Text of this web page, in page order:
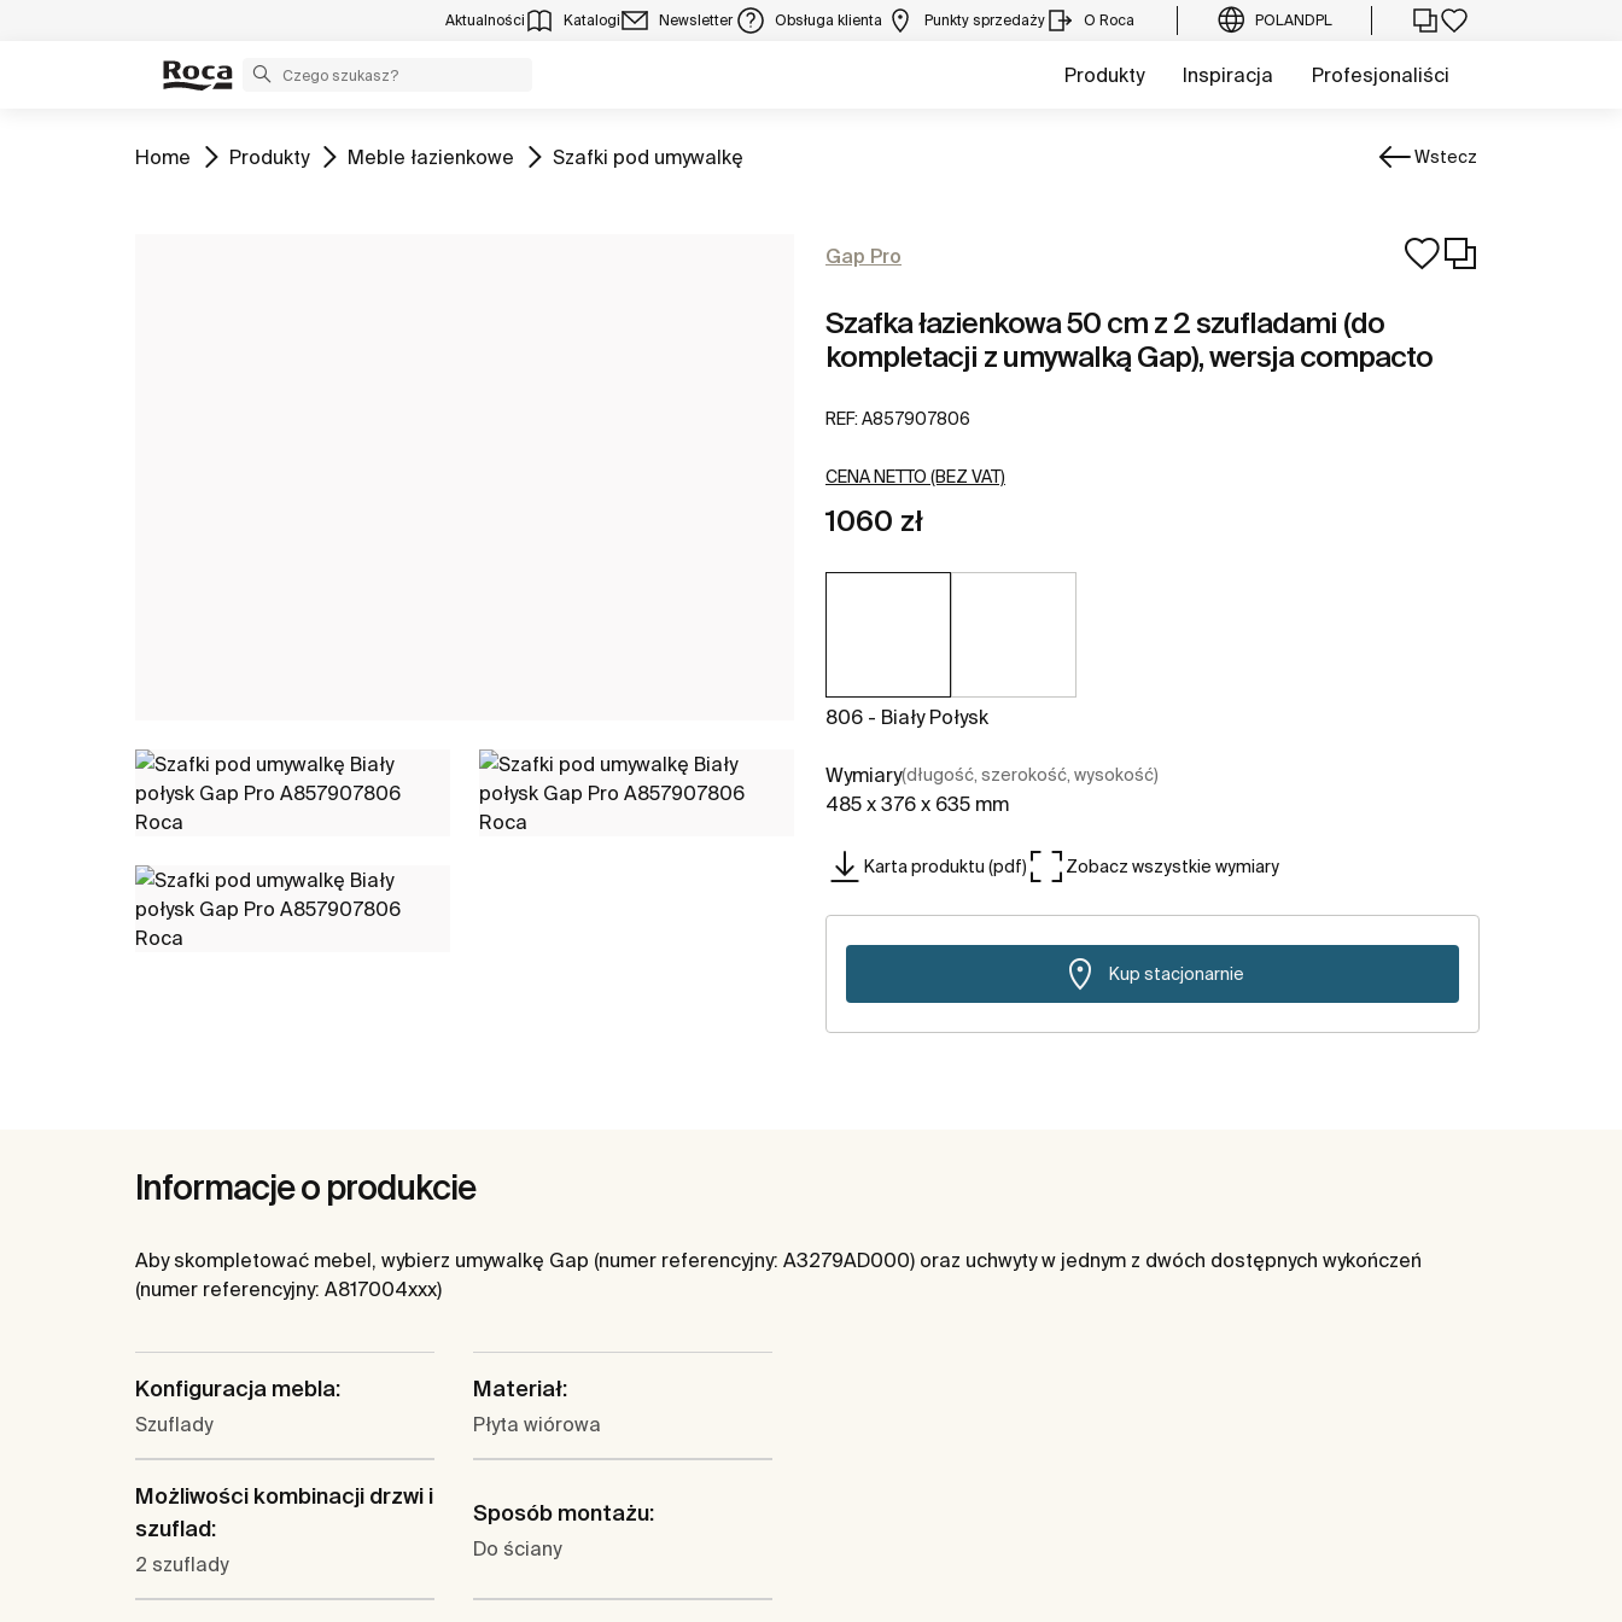
Aktualności Katalogi Newsletter Obsługa klienta Punkty sprzedaży O Roca POLANDPL
Produkty Inspiracja Profesjonaliści
Zobacz
Home Zobacz
Produkty Zobacz
Meble łazienkowe Zobacz
Szafki pod umywalkę Wstecz
Gap Pro
Szafka łazienkowa 50 cm z 2 szufladami (do
kompletacji z umywalką Gap), wersja compacto
REF: A857907806
CENA NETTO (BEZ VAT)
1060 zł
806 - Biały Połysk
Wymiary(długość, szerokość, wysokość)
485 x 376 x 635 mm
Karta produktu (pdf) Zobacz wszystkie wymiary
Kup stacjonarnie
Informacje o produkcie
Aby skompletować mebel, wybierz umywalkę Gap (numer referencyjny: A3279AD000) oraz uchwyty w jednym z dwóch dostępnych wykończeń
(numer referencyjny: A817004xxx)
Konfiguracja mebla:
Szuflady
Materiał:
Płyta wiórowa
Możliwości kombinacji drzwi i
szuflad:
2 szuflady
Sposób montażu:
Do ściany